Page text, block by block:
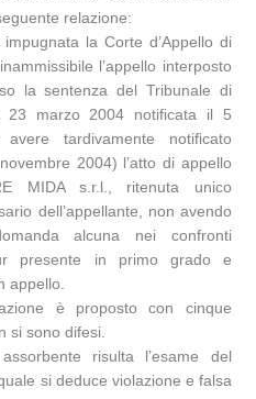
relazione:
la Corte d’Appello di
l’appello interposto
la sentenza del Tribunale di
23 marzo 2004 notificata il 5
tardivamente notificato
2004) l’atto di appello
MIDA s.r.l., ritenuta unico
dell’appellante, non avendo
alcuna nei confronti
presente in primo grado e
appello.
è proposto con cinque
si sono difesi.
risulta l’esame del
si deduce violazione e falsa